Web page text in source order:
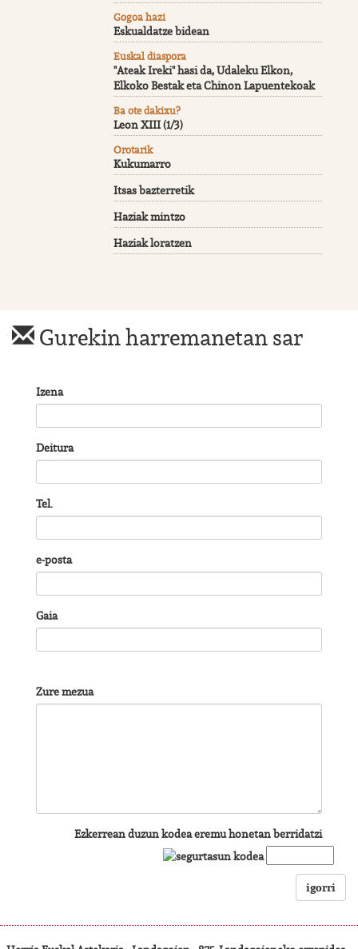
Gogoa hazi
Eskualdatze bidean
Euskal diaspora
"Ateak Ireki" hasi da, Udaleku Elkon,
Elkoko Bestak eta Chinon Lapuentekoak
Ba ote dakixu?
Leon XIII (1/3)
Orotarik
Kukumarro
Itsas bazterretik
Haziak mintzo
Haziak loratzen
Gurekin harremanetan sar
Izena
Deitura
Tel.
e-posta
Gaia
Zure mezua
Ezkerrean duzun kodea eremu honetan berridatzi
igorri